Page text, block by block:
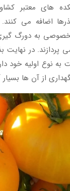
های معتبر
اضافه می
به دورگ
پردازند. در نهایت
به نوع اولیه خود
از آن ها